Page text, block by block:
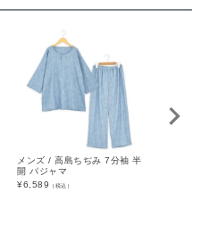
メンズ / 高島ちぢみ 7分袖 半
開 パジャマ
¥6,589 （税込）